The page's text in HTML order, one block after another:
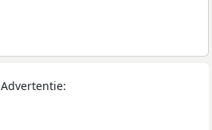
Advertentie: